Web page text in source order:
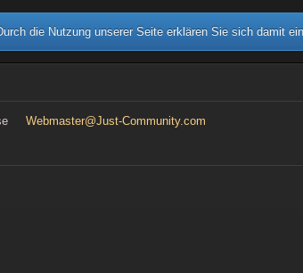
die Nutzung unserer Seite erklären Sie sich damit
Webmaster@Just-Community.com